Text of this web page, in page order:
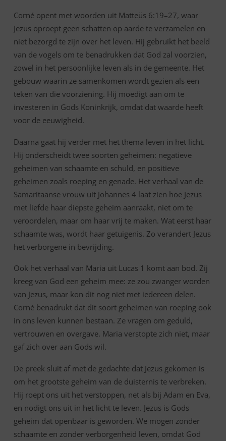
Corné opent met woorden uit Matteüs 6:19–27, waar
Jezus oproept geen schatten op aarde te verzamelen en
niet bezorgd te zijn over het leven. Hij gebruikt het beeld
van de vogels om te benadrukken dat God zal voorzien,
zowel in het persoonlijke leven als in de gemeente. Het
gebouw waarin ze samenkomen wordt gezien als een
teken van die voorziening. Hij moedigt aan om te
investeren in Gods Koninkrijk, omdat dat waarde heeft
voor de eeuwigheid.
Daarna gaat hij verder met het thema leven in het licht.
Hij onderscheidt twee soorten geheimen: negatieve
geheimen van schaamte en schuld, en positieve
geheimen zoals roeping en genade. Het verhaal van de
Samaritaanse vrouw uit Johannes 4 laat zien hoe Jezus
met liefde haar diepste geheim aanraakt, niet om te
veroordelen, maar om haar vrij te maken. Wat eerst haar
schaamte was, wordt haar getuigenis. Zo verandert Jezus
het verborgene in bevrijding.
Ook het verhaal van Maria uit Lucas 1 komt aan bod. Zij
kreeg van God een geheim mee: ze zou zwanger worden
van Jezus, maar kon dit nog niet met iedereen delen.
Corné benadrukt dat dit soort geheimen van roeping ook
in ons leven kunnen bestaan. Ze vragen om geduld,
vertrouwen en overgave. Maria verstopte zich niet, maar
gaf zich over aan Gods wil.
De preek sluit af met de gedachte dat Jezus gekomen is
om het grootste geheim van de duisternis te verbreken.
Hij roept ons uit het verstoppen, net als bij Adam en Eva,
en nodigt ons uit in het licht te leven. Jezus is Gods
geheim dat openbaar is geworden. We mogen zonder
schaamte en zonder verborgenheid leven, omdat God